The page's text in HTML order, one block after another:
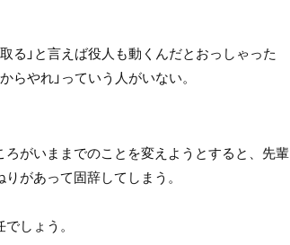
る」と言えば役人も動くんだとおっしゃった
やれ」っていう人がいない。
がいままでのことを変えようとすると、先輩
があって固辞してしまう。
しょう。